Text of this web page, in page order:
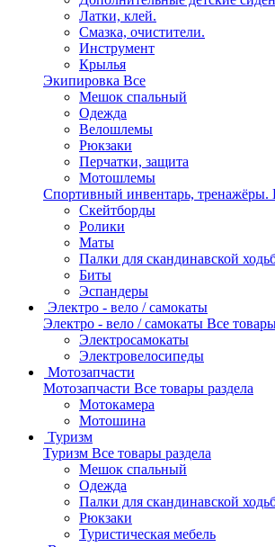
Латки, клей.
Смазка, очистители.
Инструмент
Крылья
Экипировка Все
Мешок спальный
Одежда
Велошлемы
Рюкзаки
Перчатки, защита
Мотошлемы
Спортивный инвентарь, тренажёры.
Скейтборды
Ролики
Маты
Палки для скандинавской
Биты
Эспандеры
Электро - вело / самокаты
Электро - вело / самокаты Все
Электросамокаты
Электровелосипеды
Мотозапчасти
Мотозапчасти Все товары раздела
Мотокамера
Мотошина
Туризм
Туризм Все товары раздела
Мешок спальный
Одежда
Палки для скандинавской
Рюкзаки
Туристическая мебель